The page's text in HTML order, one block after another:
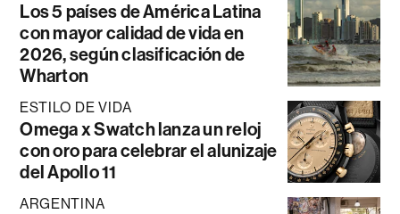
Los 5 países de América Latina
con mayor calidad de vida en
2026, según clasificación de
Wharton
ESTILO DE VIDA
Omega x Swatch lanza un reloj
con oro para celebrar el alunizaje
del Apollo 11
ARGENTINA